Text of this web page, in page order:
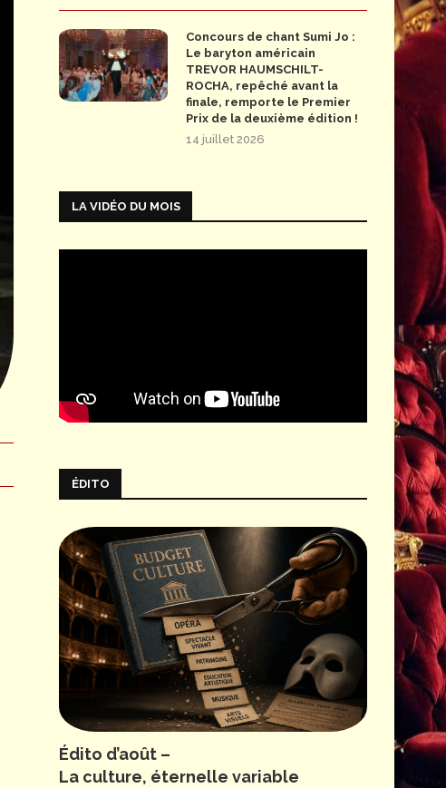
© Albert Facelly / OnP
Concours de chant Sumi Jo :
Le baryton américain
TREVOR HAUMSCHILT-
ROCHA, repêché avant la
finale, remporte le Premier
Prix de la deuxième édition !
14 juillet 2026
LA VIDÉO DU MOIS
ÉDITO
Édito d’août –
La culture, éternelle variable